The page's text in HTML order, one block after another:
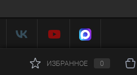
ИЗБРАННОЕ 0